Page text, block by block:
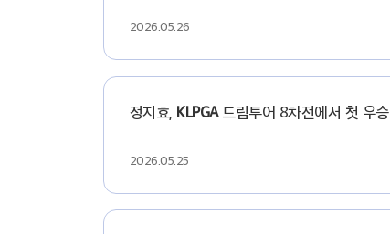
2026.05.26
정지효, KLPGA드림투어 8차전에서 첫 우승
2026.05.25